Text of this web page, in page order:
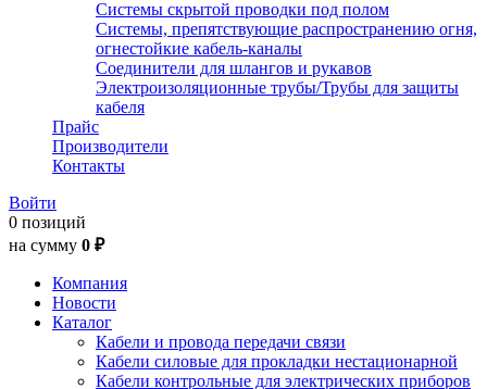
Системы скрытой проводки под полом
Системы, препятствующие распространению огня,
огнестойкие кабель-каналы
Соединители для шлангов и рукавов
Электроизоляционные трубы/Трубы для защиты
кабеля
Прайс
Производители
Контакты
Войти
0 позиций
на сумму 0 ₽
Компания
Новости
Каталог
Кабели и провода передачи связи
Кабели силовые для прокладки нестационарной
Кабели контрольные для электрических приборов